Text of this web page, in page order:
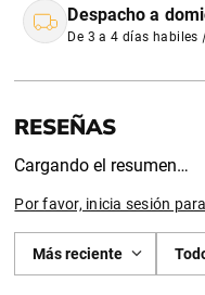
Despacho a
De 3 a 4 días habiles |
Cargando el resumen…
Por favor, inicia sesión
Más reciente